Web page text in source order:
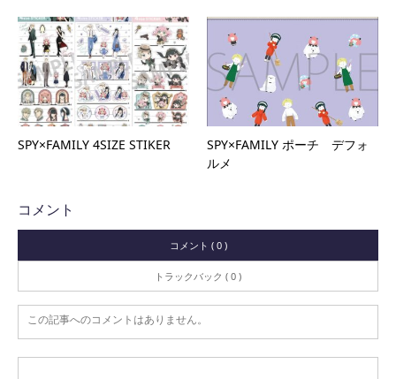
SPY×FAMILY 4SIZE STIKER
SPY×FAMILY ポーチ デフォ
ルメ
コメント
コメント ( 0 )
トラックバック ( 0 )
この記事へのコメントはありません。